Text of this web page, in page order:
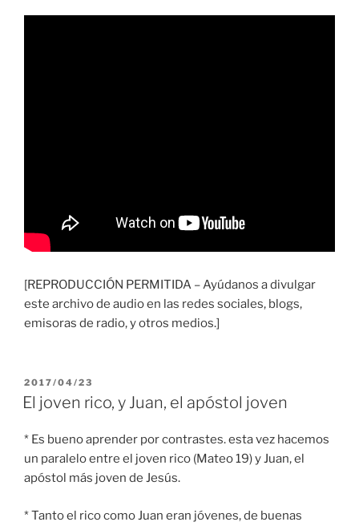
[REPRODUCCIÓN PERMITIDA – Ayúdanos a divulgar
este archivo de audio en las redes sociales, blogs,
emisoras de radio, y otros medios.]
PUBLICADO
EL
2017/04/23
El joven rico, y Juan, el apóstol joven
* Es bueno aprender por contrastes. esta vez hacemos
un paralelo entre el joven rico (Mateo 19) y Juan, el
apóstol más joven de Jesús.
* Tanto el rico como Juan eran jóvenes, de buenas